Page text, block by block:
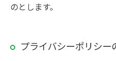
のとします。
プライバシーポリシー